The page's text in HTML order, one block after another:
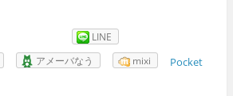
LINE
アメーバなう mixi Pocket